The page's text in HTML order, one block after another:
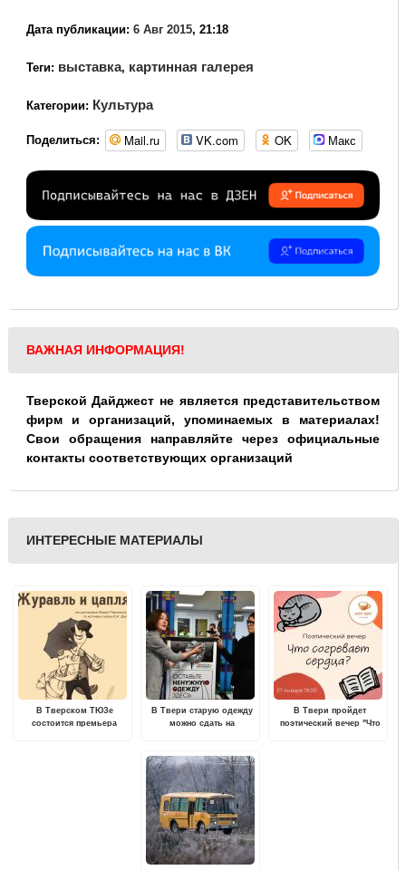
Дата публикации: 6 Авг 2015, 21:18
Теги: выставка, картинная галерея
Категории: Культура
Поделиться: Mail.ru VK.com OK Макс
ВАЖНАЯ ИНФОРМАЦИЯ!
Тверской Дайджест не является представительством
фирм и организаций, упоминаемых в материалах!
Свои обращения направляйте через официальные
контакты соответствующих организаций
ИНТЕРЕСНЫЕ МАТЕРИАЛЫ
В Тверском ТЮЗе
состоится премьера
В Твери старую одежду
можно сдать на
В Твери пройдет
поэтический вечер "Что